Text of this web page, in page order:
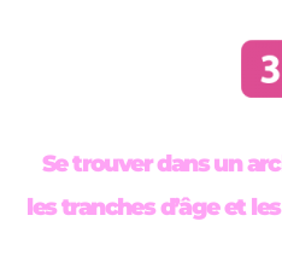
Se trouver dans un
les tranches d’âge et